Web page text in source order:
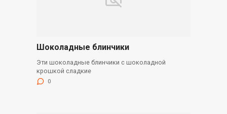
Шоколадные блинчики
Эти шоколадные блинчики с шоколадной
крошкой сладкие
0